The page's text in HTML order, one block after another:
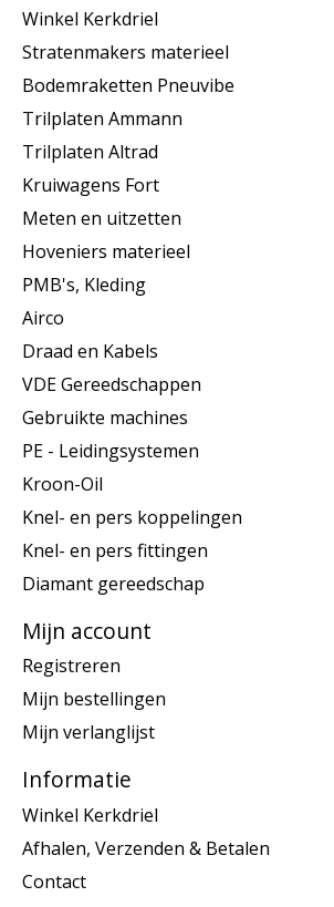
Winkel Kerkdriel
Stratenmakers materieel
Bodemraketten Pneuvibe
Trilplaten Ammann
Trilplaten Altrad
Kruiwagens Fort
Meten en uitzetten
Hoveniers materieel
PMB's, Kleding
Airco
Draad en Kabels
VDE Gereedschappen
Gebruikte machines
PE - Leidingsystemen
Kroon-Oil
Knel- en pers koppelingen
Knel- en pers fittingen
Diamant gereedschap
Mijn account
Registreren
Mijn bestellingen
Mijn verlanglijst
Informatie
Winkel Kerkdriel
Afhalen, Verzenden & Betalen
Contact